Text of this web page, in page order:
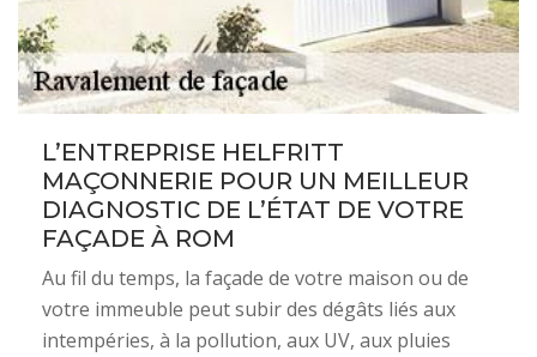
L’ENTREPRISE HELFRITT
MAÇONNERIE POUR UN MEILLEUR
DIAGNOSTIC DE L’ÉTAT DE VOTRE
FAÇADE À ROM
Au fil du temps, la façade de votre maison ou de
votre immeuble peut subir des dégâts liés aux
intempéries, à la pollution, aux UV, aux pluies